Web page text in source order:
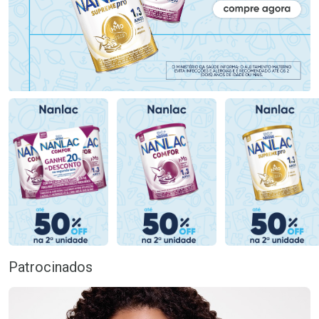
Patrocinados